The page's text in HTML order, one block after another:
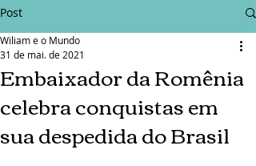
Post
Embaixador da Romênia
celebra conquistas em
sua despedida do Brasil
Wiliam e o Mundo
31 de mai. de 2021